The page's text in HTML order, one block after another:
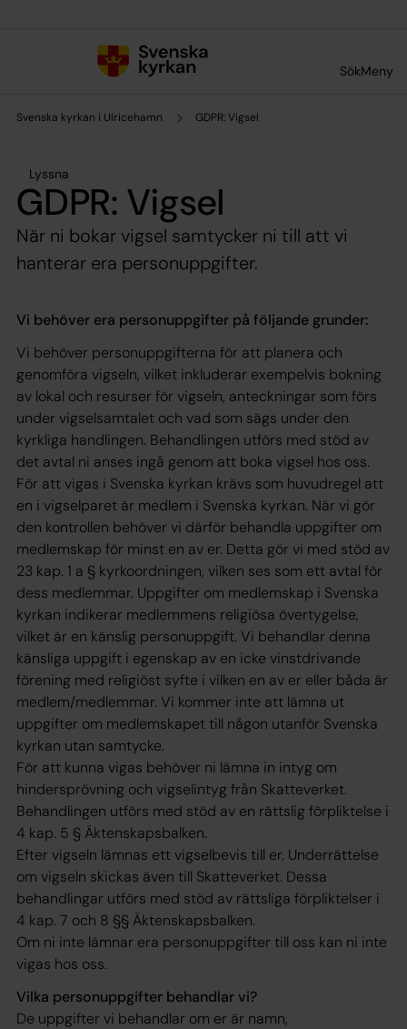
SökMeny
Svenska kyrkan i Ulricehamn GDPR: Vigsel
Lyssna
GDPR: Vigsel
När ni bokar vigsel samtycker ni till att vi
hanterar era personuppgifter.
Vi behöver era personuppgifter på följande grunder:
Vi behöver personuppgifterna för att planera och
genomföra vigseln, vilket inkluderar exempelvis bokning
av lokal och resurser för vigseln, anteckningar som förs
under vigselsamtalet och vad som sägs under den
kyrkliga handlingen. Behandlingen utförs med stöd av
det avtal ni anses ingå genom att boka vigsel hos oss.
För att vigas i Svenska kyrkan krävs som huvudregel att
en i vigselparet är medlem i Svenska kyrkan. När vi gör
den kontrollen behöver vi därför behandla uppgifter om
medlemskap för minst en av er. Detta gör vi med stöd av
23 kap. 1 a § kyrkoordningen, vilken ses som ett avtal för
dess medlemmar. Uppgifter om medlemskap i Svenska
kyrkan indikerar medlemmens religiösa övertygelse,
vilket är en känslig personuppgift. Vi behandlar denna
känsliga uppgift i egenskap av en icke vinstdrivande
förening med religiöst syfte i vilken en av er eller båda är
medlem/medlemmar. Vi kommer inte att lämna ut
uppgifter om medlemskapet till någon utanför Svenska
kyrkan utan samtycke.
För att kunna vigas behöver ni lämna in intyg om
hindersprövning och vigselintyg från Skatteverket.
Behandlingen utförs med stöd av en rättslig förpliktelse i
4 kap. 5 § Äktenskapsbalken.
Efter vigseln lämnas ett vigselbevis till er. Underrättelse
om vigseln skickas även till Skatteverket. Dessa
behandlingar utförs med stöd av rättsliga förpliktelser i
4 kap. 7 och 8 §§ Äktenskapsbalken.
Om ni inte lämnar era personuppgifter till oss kan ni inte
vigas hos oss.
Vilka personuppgifter behandlar vi?
De uppgifter vi behandlar om er är namn,